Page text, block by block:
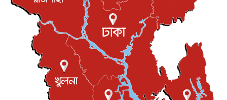
রিয়ালকে ‘না’ বলা রদ্রির জন্য বার্সার কাছে কত চাইল ম্যানসিটি
খেলাধুলা
শিল্পকলায় চলচ্চিত্র উৎসব, বিনা মূল্যে দেখা যাবে ৬ সিনেমা
বিনোদন ৮ আগস্ট, ২০২৬
ইস্ট লন্ডন মসজিদের জুমার খুতবা : “কুরআন হোক জীবন দেখার
লেন্স...
ইসলাম ও জীবন ৭ আগস্ট, ২০২৬